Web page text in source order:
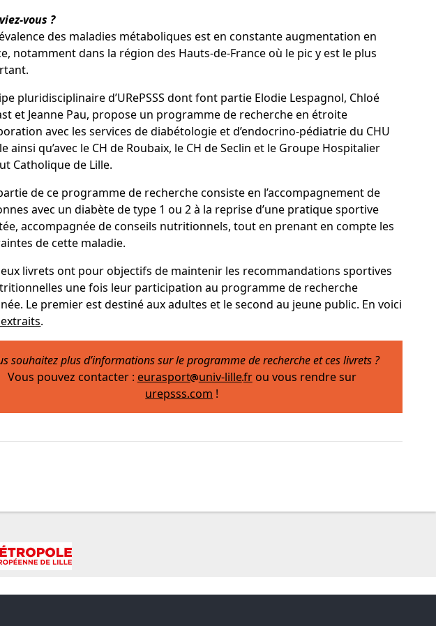
vous ?
des maladies métaboliques est en constante augmentation en
notamment dans la région des Hauts-de-France où le pic y est le plus
pluridisciplinaire d’URePSSS dont font partie Elodie Lespagnol, Chloé
et Jeanne Pau, propose un programme de recherche en étroite
avec les services de diabétologie et d’endocrino-pédiatrie du CHU
ainsi qu’avec le CH de Roubaix, le CH de Seclin et le Groupe Hospitalier
Catholique de Lille.
de ce programme de recherche consiste en l’accompagnement de
avec un diabète de type 1 ou 2 à la reprise d’une pratique sportive
accompagnée de conseils nutritionnels, tout en prenant en compte les
de cette maladie.
livrets ont pour objectifs de maintenir les recommandations sportives
une fois leur participation au programme de recherche
Le premier est destiné aux adultes et le second au jeune public. En voici
.
souhaitez plus d’informations sur le programme de recherche et ces livrets ?
Vous pouvez contacter : eurasport univ-lillefrou vous rendre sur
urepsss.com !